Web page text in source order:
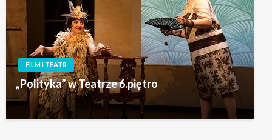
FILM I TEATR
„Polityka” w Teatrze 6.piętro